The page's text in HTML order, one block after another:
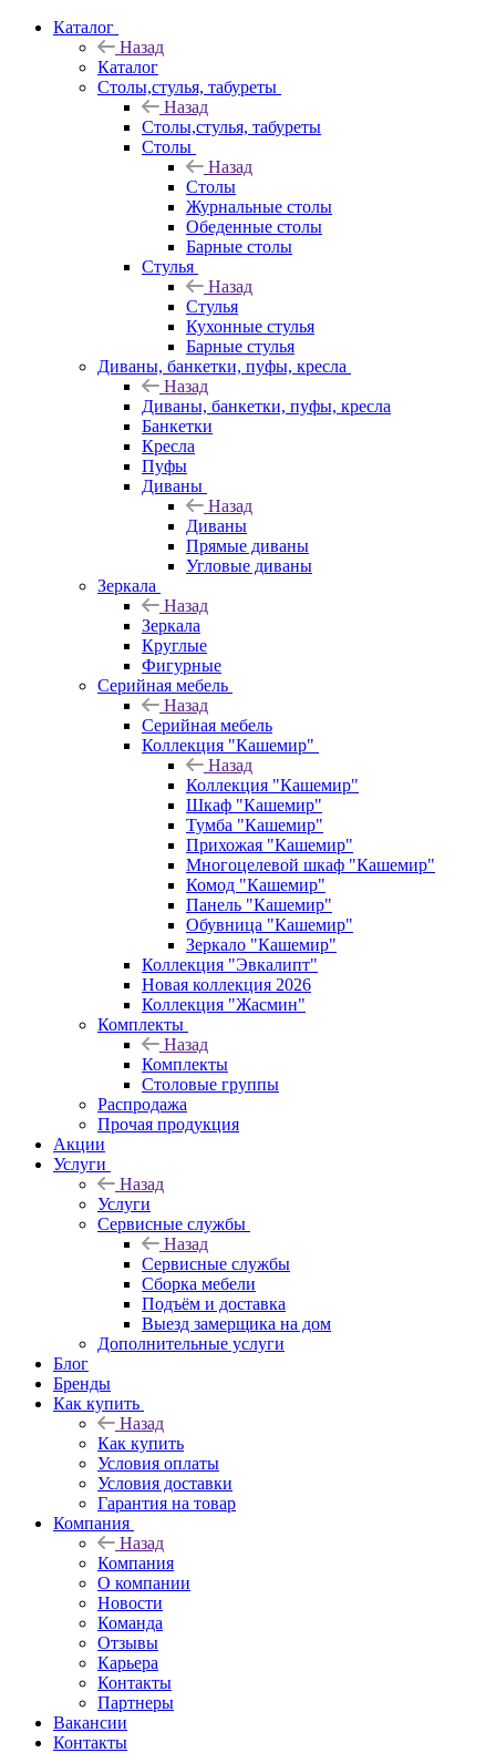
Каталог
Назад
Каталог
Столы,стулья, табуреты
Назад
Столы,стулья, табуреты
Столы
Назад
Столы
Журнальные столы
Обеденные столы
Барные столы
Стулья
Назад
Стулья
Кухонные стулья
Барные стулья
Диваны, банкетки, пуфы, кресла
Назад
Диваны, банкетки, пуфы, кресла
Банкетки
Кресла
Пуфы
Диваны
Назад
Диваны
Прямые диваны
Угловые диваны
Зеркала
Назад
Зеркала
Круглые
Фигурные
Серийная мебель
Назад
Серийная мебель
Коллекция "Кашемир"
Назад
Коллекция "Кашемир"
Шкаф "Кашемир"
Тумба "Кашемир"
Прихожая "Кашемир"
Многоцелевой шкаф "Кашемир"
Комод "Кашемир"
Панель "Кашемир"
Обувница "Кашемир"
Зеркало "Кашемир"
Коллекция "Эвкалипт"
Новая коллекция 2026
Коллекция "Жасмин"
Комплекты
Назад
Комплекты
Столовые группы
Распродажа
Прочая продукция
Акции
Услуги
Назад
Услуги
Сервисные службы
Назад
Сервисные службы
Сборка мебели
Подъём и доставка
Выезд замерщика на дом
Дополнительные услуги
Блог
Бренды
Как купить
Назад
Как купить
Условия оплаты
Условия доставки
Гарантия на товар
Компания
Назад
Компания
О компании
Новости
Команда
Отзывы
Карьера
Контакты
Партнеры
Вакансии
Контакты